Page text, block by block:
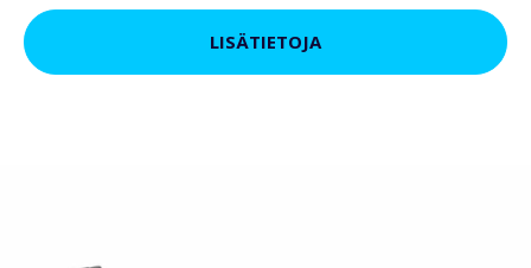
LISÄTIETOJA